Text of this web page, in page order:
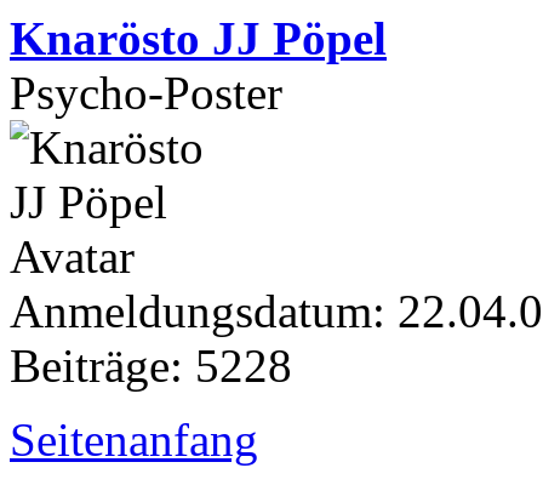
Knarösto JJ Pöpel
Psycho-Poster
Anmeldungsdatum:
Beiträge: 5228
Seitenanfang